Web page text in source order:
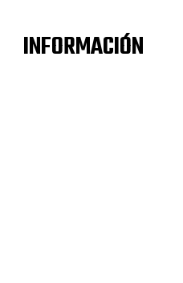
INFORMACIÓN